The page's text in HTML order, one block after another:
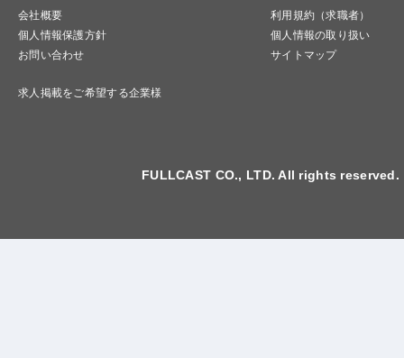
会社概要
利用規約（求職者）
個人情報保護方針
個人情報の取り扱い
お問い合わせ
サイトマップ
求人掲載をご希望する企業様
FULLCAST CO., LTD. All rights reserved.